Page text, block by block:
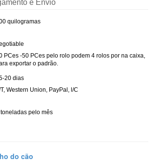
e Envio
quilogramas
PCes -50 PCes pelo rolo podem 4 rolos por na caixa,
exportar o padrão.
20 dias
Western Union, PayPal, l/C
pelo mês
do cão